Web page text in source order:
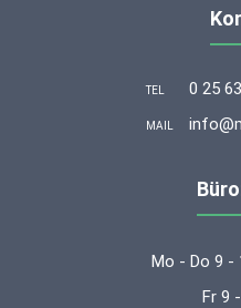
TEL 0 25
MAIL
Mo - Do 9 -
Fr 9